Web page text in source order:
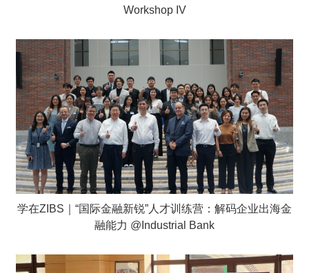
Workshop IV
学在ZIBS｜“国际金融新锐”人才训练营：解码企业出海金
融能力 @Industrial Bank